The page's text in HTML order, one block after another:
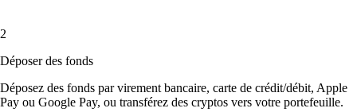
2
Déposer des fonds
Déposez des fonds par virement bancaire, carte de crédit/débit, Apple
Pay ou Google Pay, ou transférez des cryptos vers votre portefeuille.